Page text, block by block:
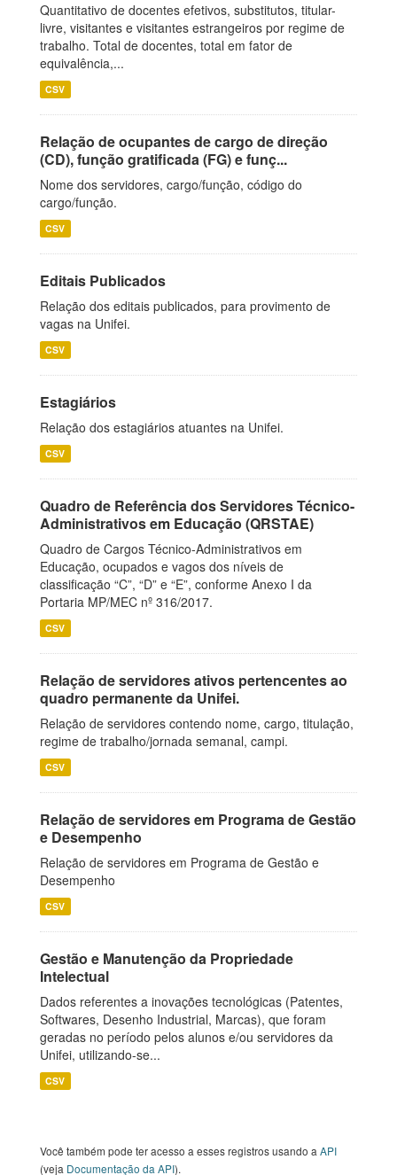
Quantitativo de docentes efetivos, substitutos, titular-
livre, visitantes e visitantes estrangeiros por regime de
trabalho. Total de docentes, total em fator de
equivalência,...
CSV
Relação de ocupantes de cargo de direção
(CD), função gratificada (FG) e funç...
Nome dos servidores, cargo/função, código do
cargo/função.
CSV
Editais Publicados
Relação dos editais publicados, para provimento de
vagas na Unifei.
CSV
Estagiários
Relação dos estagiários atuantes na Unifei.
CSV
Quadro de Referência dos Servidores Técnico-
Administrativos em Educação (QRSTAE)
Quadro de Cargos Técnico-Administrativos em
Educação, ocupados e vagos dos níveis de
classificação “C”, “D” e “E”, conforme Anexo I da
Portaria MP/MEC nº 316/2017.
CSV
Relação de servidores ativos pertencentes ao
quadro permanente da Unifei.
Relação de servidores contendo nome, cargo, titulação,
regime de trabalho/jornada semanal, campi.
CSV
Relação de servidores em Programa de Gestão
e Desempenho
Relação de servidores em Programa de Gestão e
Desempenho
CSV
Gestão e Manutenção da Propriedade
Intelectual
Dados referentes a inovações tecnológicas (Patentes,
Softwares, Desenho Industrial, Marcas), que foram
geradas no período pelos alunos e/ou servidores da
Unifei, utilizando-se...
CSV
Você também pode ter acesso a esses registros usando a API
(veja Documentação da API).